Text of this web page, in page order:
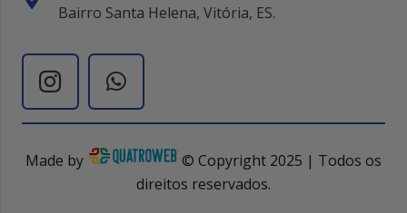
Bairro Santa Helena, Vitória, ES.
Made by
© Copyright 2025 | Todos os
direitos reservados.